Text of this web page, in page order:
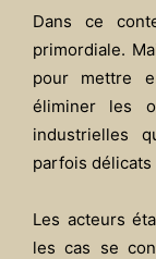
Dans ce
primordiale.
pour mettre
éliminer les
industrielles
parfois
Les acteurs
les cas se